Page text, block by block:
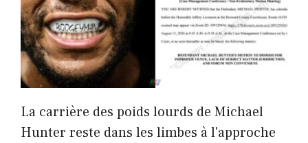
La carrière des poids lourds de Michael
Hunter reste dans les limbes à l'approche